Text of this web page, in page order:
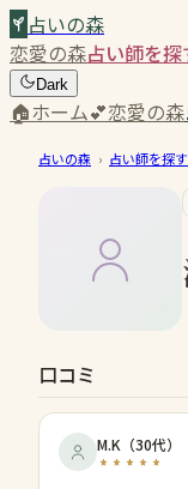
占いの森
恋愛の森占い師を探
Dark
🏠ホーム💕恋愛の森
占いの森 › 占い師を探す
口コミ
M.K （30代）